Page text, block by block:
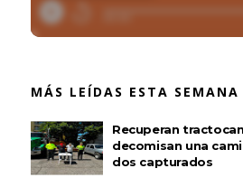
MÁS LEÍDAS ESTA SEMANA
Recuperan
decomisan una
dos capturados